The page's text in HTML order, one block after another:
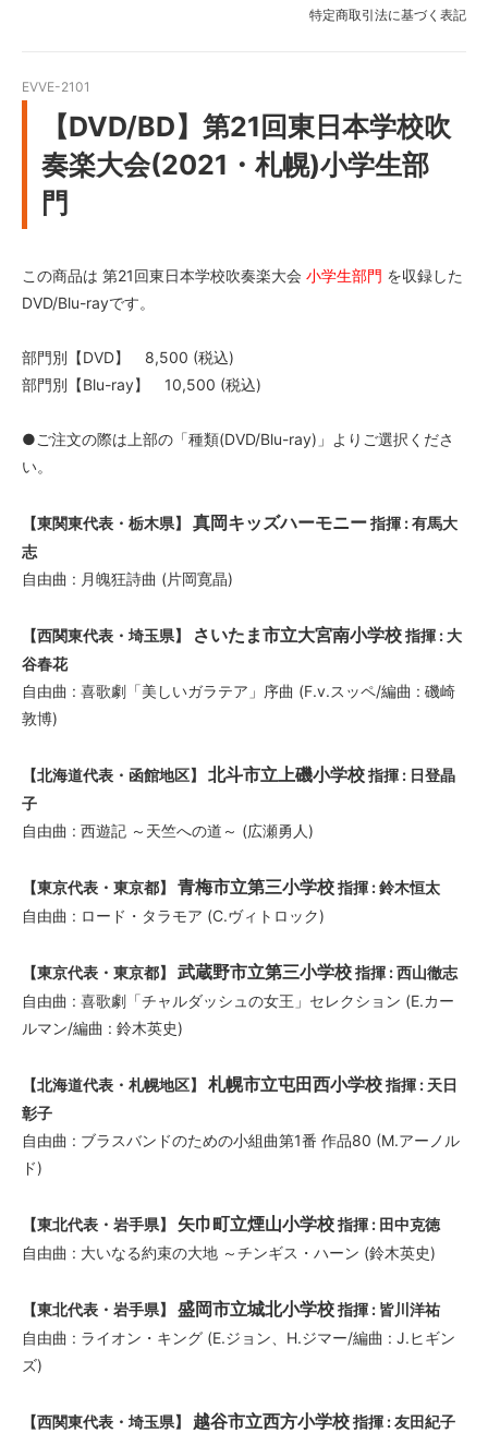
特定商取引法に基づく表記
EVVE-2101
【DVD/BD】第21回東日本学校吹
奏楽大会(2021・札幌)小学生部
門
この商品は 第21回東日本学校吹奏楽大会 小学生部門 を収録した
DVD/Blu-rayです。
部門別【DVD】 8,500 (税込)
部門別【Blu-ray】 10,500 (税込)
●ご注文の際は上部の「種類(DVD/Blu-ray)」よりご選択くださ
い。
【東関東代表・栃木県】 真岡キッズハーモニー指揮 : 有馬大
志
自由曲 : 月魄狂詩曲 (片岡寛晶)
【西関東代表・埼玉県】 さいたま市立大宮南小学校指揮 : 大
谷春花
自由曲 : 喜歌劇「美しいガラテア」序曲 (F.v.スッペ/編曲 : 磯崎
敦博)
【北海道代表・函館地区】 北斗市立上磯小学校指揮 : 日登晶
子
自由曲 : 西遊記 ～天竺への道～ (広瀬勇人)
【東京代表・東京都】 青梅市立第三小学校指揮 : 鈴木恒太
自由曲 : ロード・タラモア (C.ヴィトロック)
【東京代表・東京都】 武蔵野市立第三小学校指揮 : 西山徹志
自由曲 : 喜歌劇「チャルダッシュの女王」セレクション (E.カー
ルマン/編曲 : 鈴木英史)
【北海道代表・札幌地区】 札幌市立屯田西小学校指揮 : 天日
彰子
自由曲 : ブラスバンドのための小組曲第1番 作品80 (M.アーノル
ド)
【東北代表・岩手県】 矢巾町立煙山小学校指揮 : 田中克徳
自由曲 : 大いなる約束の大地 ～チンギス・ハーン (鈴木英史)
【東北代表・岩手県】 盛岡市立城北小学校指揮 : 皆川洋祐
自由曲 : ライオン・キング (E.ジョン、H.ジマー/編曲 : J.ヒギン
ズ)
【西関東代表・埼玉県】 越谷市立西方小学校指揮 : 友田紀子